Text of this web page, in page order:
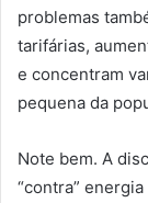
problemas
tarifárias,
e concentram
pequena da
Note bem. A
“contra”